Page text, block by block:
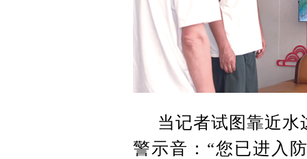
当记者试图靠近
警示音：“您已进入